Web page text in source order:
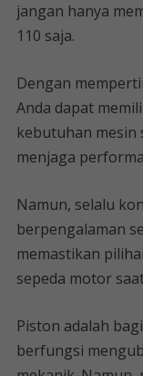
jangan hanya
110 saja.
Dengan
Anda dapat
kebutuhan mesin
menjaga
Namun, selalu
berpengalaman
memastikan
sepeda motor
Piston adalah
berfungsi